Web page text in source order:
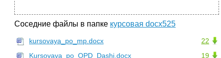
Соседние файлы в папке курсовая docx525
22
kursovaya_po_mp.docx
19
Kursovaya_po_OPD_Dashi.docx